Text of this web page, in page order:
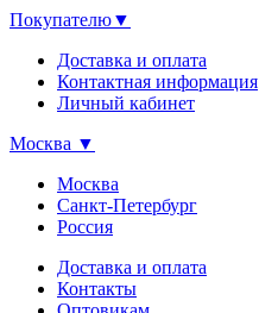
Покупателю▼
Доставка и оплата
Контактная информация
Личный кабинет
Москва ▼
Москва
Санкт-Петербург
Россия
Доставка и оплата
Контакты